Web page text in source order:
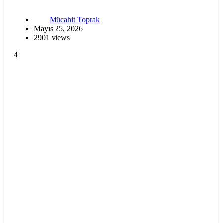
Mücahit Toprak
Mayıs 25, 2026
2901 views
4